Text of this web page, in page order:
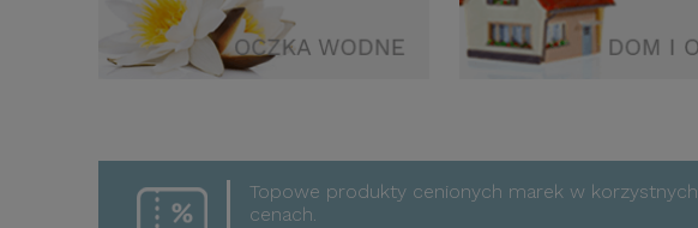
Topowe produkty cenionych marek w korzystnych
cenach.